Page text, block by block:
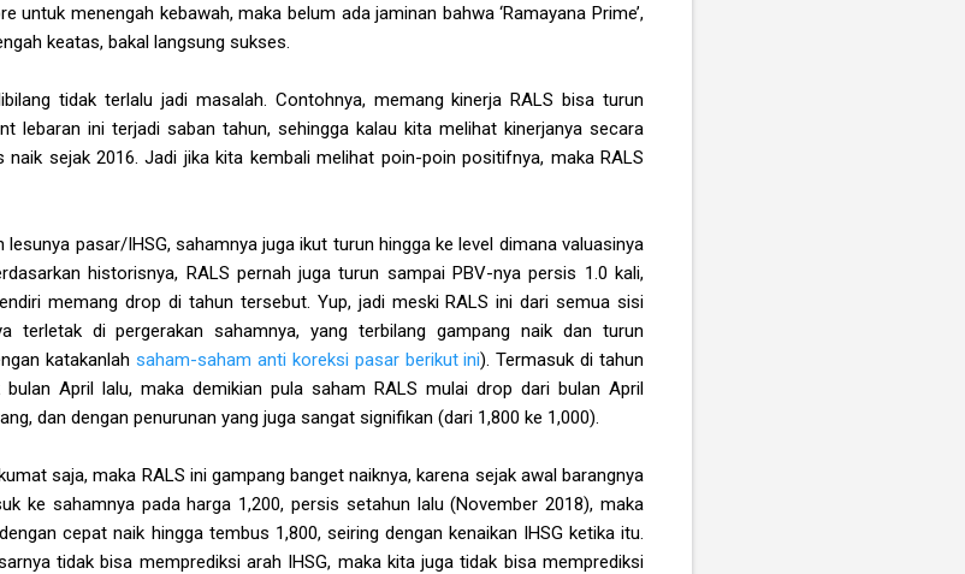
untuk menengah kebawah, maka belum ada jaminan bahwa ‘Ramayana Prime’,
keatas, bakal langsung sukses.
tidak terlalu jadi masalah. Contohnya, memang kinerja RALS bisa turun
lebaran ini terjadi saban tahun, sehingga kalau kita melihat kinerjanya secara
sejak 2016. Jadi jika kita kembali melihat poin-poin positifnya, maka RALS
pasar/IHSG, sahamnya juga ikut turun hingga ke level dimana valuasinya
historisnya, RALS pernah juga turun sampai PBV-nya persis 1.0 kali,
memang drop di tahun tersebut. Yup, jadi meski RALS ini dari semua sisi
terletak di pergerakan sahamnya, yang terbilang gampang naik dan turun
katakanlahsaham-saham anti koreksi pasar berikut ini). Termasuk di tahun
April lalu, maka demikian pula saham RALS mulai drop dari bulan April
dan dengan penurunan yang juga sangat signifikan (dari 1,800 ke 1,000).
saja, maka RALS ini gampang banget naiknya, karena sejak awal barangnya
ke sahamnya pada harga 1,200, persis setahun lalu (November 2018), maka
cepat naik hingga tembus 1,800, seiring dengan kenaikan IHSG ketika itu.
tidak bisa memprediksi arah IHSG, maka kita juga tidak bisa memprediksi